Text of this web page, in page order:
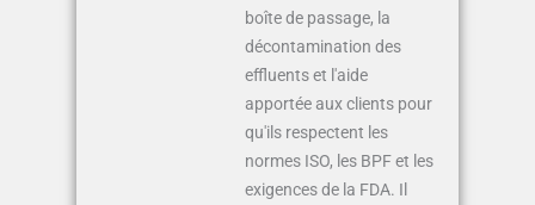
boîte de passage, la
décontamination des
effluents et l'aide
apportée aux clients pour
qu'ils respectent les
normes ISO, les BPF et les
exigences de la FDA. Il